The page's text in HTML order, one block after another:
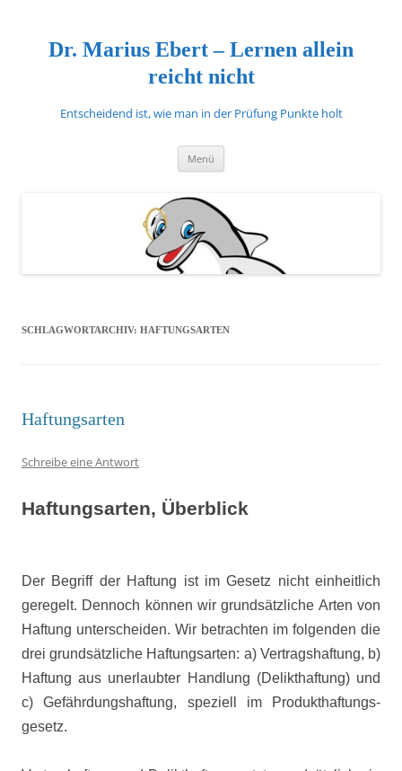
Dr. Marius Ebert – Lernen allein
reicht nicht
Entscheidend ist, wie man in der Prüfung Punkte holt
Menü
SCHLAGWORTARCHIV: HAFTUNGSARTEN
Haftungsarten
Schreibe eine Antwort
Haftungsarten, Überblick
Der Begriff der Haftung ist im Gesetz nicht einheitlich
geregelt. Dennoch können wir grundsätzliche Arten von
Haftung unterscheiden. Wir betrachten im folgenden die
drei grundsätzliche Haftungsarten: a) Vertragshaftung, b)
Haftung aus unerlaubter Handlung (Delikthaftung) und
c) Gefährdungshaftung, speziell im Produkthaftungs-
gesetz.